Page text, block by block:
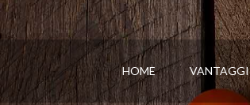
HOME VANTAGGI